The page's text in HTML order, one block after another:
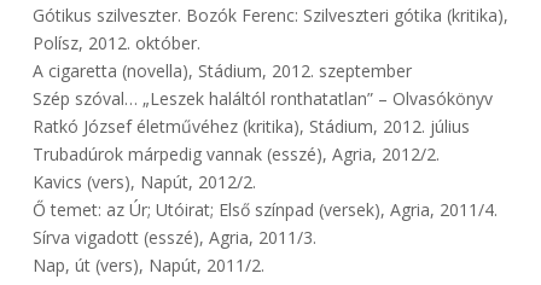
Gótikus szilveszter. Bozók Ferenc: Szilveszteri gótika (kritika),
Polísz, 2012. október.
A cigaretta (novella), Stádium, 2012. szeptember
Szép szóval… „Leszek haláltól ronthatatlan” – Olvasókönyv
Ratkó József életművéhez (kritika), Stádium, 2012. július
Trubadúrok márpedig vannak (esszé), Agria, 2012/2.
Kavics (vers), Napút, 2012/2.
Ő temet: az Úr; Utóirat; Első színpad (versek), Agria, 2011/4.
Sírva vigadott (esszé), Agria, 2011/3.
Nap, út (vers), Napút, 2011/2.